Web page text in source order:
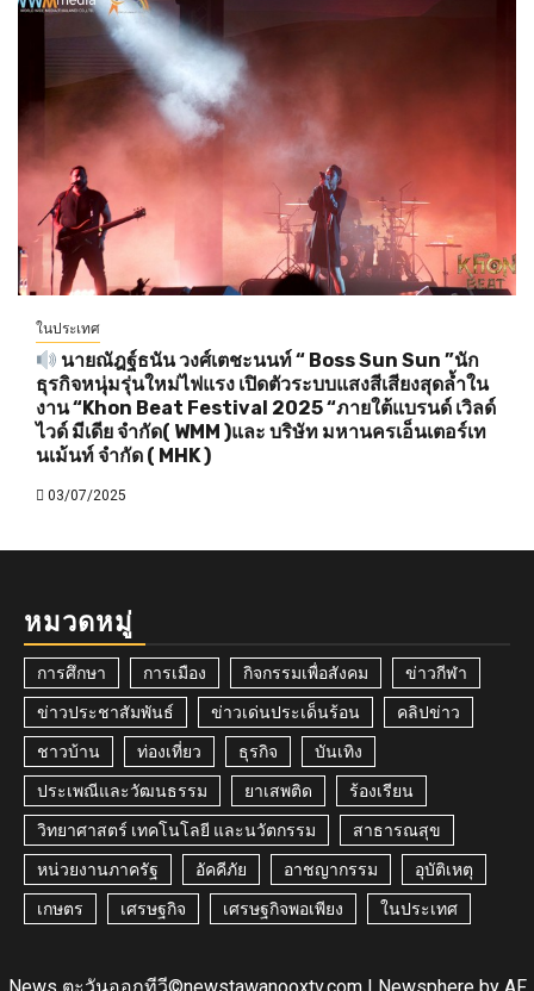
ในประเทศ
นายณัฎฐ์ธนัน วงศ์เตชะนนท์ “ Boss Sun Sun ”นัก
ธุรกิจหนุ่มรุ่นใหม่ไฟแรง เปิดตัวระบบแสงสีเสียงสุดล้ำใน
งาน “Khon Beat Festival 2025 “ภายใต้แบรนด์ เวิลด์
ไวด์ มีเดีย จำกัด( WMM )และ บริษัท มหานครเอ็นเตอร์เท
นเม้นท์ จำกัด ( MHK )
03/07/2025
หมวดหมู่
การศึกษา การเมือง กิจกรรมเพื่อสังคม ข่าวกีฬา
ข่าวประชาสัมพันธ์ ข่าวเด่นประเด็นร้อน คลิปข่าว
ชาวบ้าน ท่องเที่ยว ธุรกิจ บันเทิง
ประเพณีและวัฒนธรรม ยาเสพติด ร้องเรียน
วิทยาศาสตร์ เทคโนโลยี และนวัตกรรม สาธารณสุข
หน่วยงานภาครัฐ อัคคีภัย อาชญากรรม อุบัติเหตุ
เกษตร เศรษฐกิจ เศรษฐกิจพอเพียง ในประเทศ